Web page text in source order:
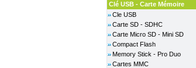
Clé USB - Carte Mémoire
Cle USB
Carte SD - SDHC
Carte Micro SD - Mini SD
Compact Flash
Memory Stick - Pro Duo
Cartes MMC